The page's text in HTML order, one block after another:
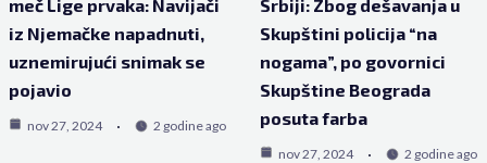
meč Lige prvaka: Navijači
iz Njemačke napadnuti,
uznemirujući snimak se
pojavio
nov 27, 2024 2 godine ago
Srbiji: Zbog dešavanja u
Skupštini policija “na
nogama”, po govornici
Skupštine Beograda
posuta farba
nov 27, 2024 2 godine ago